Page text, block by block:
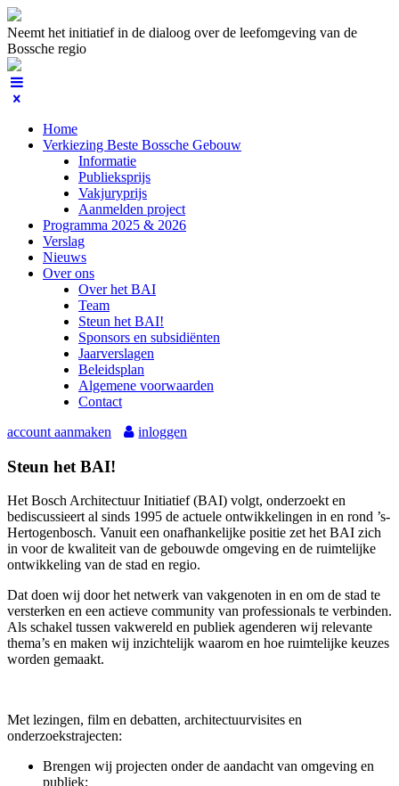
Neemt het initiatief in de dialoog over de leefomgeving van de
Bossche regio
Home
Verkiezing Beste Bossche Gebouw
Informatie
Publieksprijs
Vakjuryprijs
Aanmelden project
Programma 2025 & 2026
Verslag
Nieuws
Over ons
Over het BAI
Team
Steun het BAI!
Sponsors en subsidiënten
Jaarverslagen
Beleidsplan
Algemene voorwaarden
Contact
account aanmaken
inloggen
Steun het BAI!
Het Bosch Architectuur Initiatief (BAI) volgt, onderzoekt en
bediscussieert al sinds 1995 de actuele ontwikkelingen in en rond ’s-
Hertogenbosch. Vanuit een onafhankelijke positie zet het BAI zich
in voor de kwaliteit van de gebouwde omgeving en de ruimtelijke
ontwikkeling van de stad en regio.
Dat doen wij door het netwerk van vakgenoten in en om de stad te
versterken en een actieve community van professionals te verbinden.
Als schakel tussen vakwereld en publiek agenderen wij relevante
thema’s en maken wij inzichtelijk waarom en hoe ruimtelijke keuzes
worden gemaakt.
Met lezingen, film en debatten, architectuurvisites en
onderzoekstrajecten:
Brengen wij projecten onder de aandacht van omgeving en
publiek;